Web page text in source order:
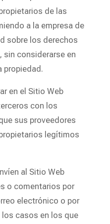
de las
a la empresa de
sobre los derechos
sin considerarse en
propiedad.
en el Sitio Web
con los
sus proveedores
legítimos
al Sitio Web
o comentarios por
electrónico o por
casos en los que